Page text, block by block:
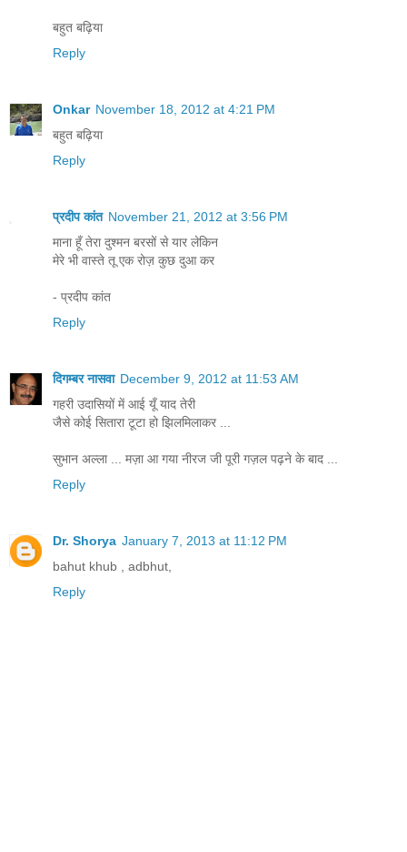
बहुत बढ़िया
Reply
Onkar November 18, 2012 at 4:21 PM
बहुत बढ़िया
Reply
प्रदीप कांत November 21, 2012 at 3:56 PM
माना हूँ तेरा दुश्मन बरसों से यार लेकिन
मेरे भी वास्ते तू एक रोज़ कुछ दुआ कर
- प्रदीप कांत
Reply
दिगम्बर नासवा December 9, 2012 at 11:53 AM
गहरी उदासियों में आई यूँ याद तेरी
जैसे कोई सितारा टूटा हो झिलमिलाकर ...
सुभान अल्ला ... मज़ा आ गया नीरज जी पूरी गज़ल पढ़ने के बाद ...
Reply
Dr. Shorya January 7, 2013 at 11:12 PM
bahut khub , adbhut,
Reply